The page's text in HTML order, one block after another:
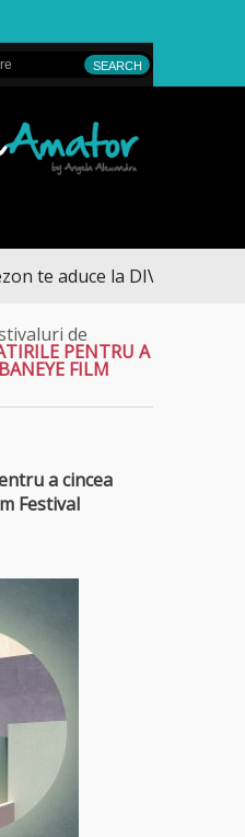
te aduce la DIVA
de
PENTRU A
FILM
a cincea
Festival